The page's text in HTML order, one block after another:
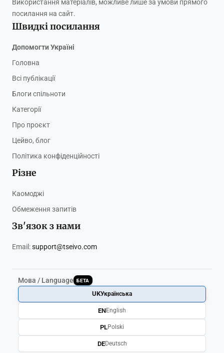
Використання матеріалів, можливе лише за умови прямого
посилання на сайт.
Швидкі посилання
Допомогти Україні
Головна
Всі публікації
Блоги спільноти
Категорії
Про проєкт
Цейво, блог
Політика конфіденційності
Різне
Каомоджі
Обмеження запитів
Зв'язок з нами
Email:support@tseivo.com
Мова / Language БЕТА
UKУкраїнська
ENEnglish
PLPolski
DEDeutsch